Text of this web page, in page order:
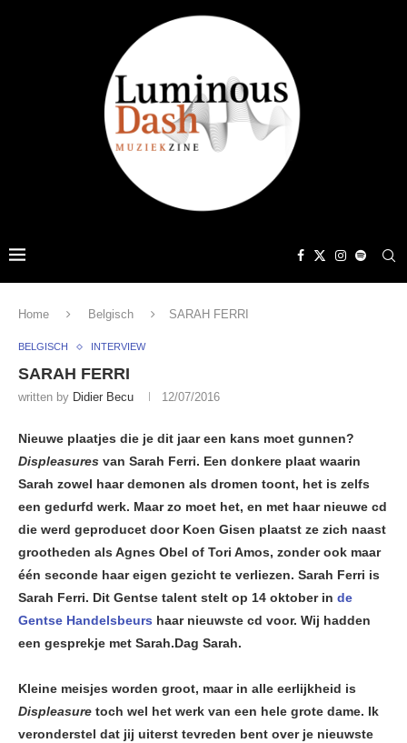
Home Belgisch SARAH FERRI
BELGISCH INTERVIEW
SARAH FERRI
written by Didier Becu 12/07/2016
Nieuwe plaatjes die je dit jaar een kans moet gunnen?
Displeasures van Sarah Ferri. Een donkere plaat waarin
Sarah zowel haar demonen als dromen toont, het is zelfs
een gedurfd werk. Maar zo moet het, en met haar nieuwe cd
die werd geproducet door Koen Gisen plaatst ze zich naast
grootheden als Agnes Obel of Tori Amos, zonder ook maar
één seconde haar eigen gezicht te verliezen. Sarah Ferri is
Sarah Ferri. Dit Gentse talent stelt op 14 oktober in de
Gentse Handelsbeurs haar nieuwste cd voor. Wij hadden
een gesprekje met Sarah.Dag Sarah.
Kleine meisjes worden groot, maar in alle eerlijkheid is
Displeasure toch wel het werk van een hele grote dame. Ik
veronderstel dat jij uiterst tevreden bent over je nieuwste